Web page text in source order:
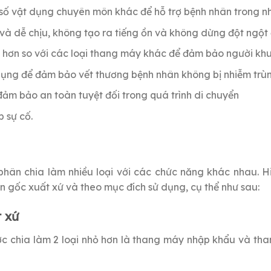
vật dụng chuyên môn khác để hỗ trợ bệnh nhân trong
dễ chịu, không tạo ra tiếng ồn và không dừng đột ngột
so với các loại thang máy khác để đảm bảo người
để đảm bảo vết thương bệnh nhân không bị nhiễm
bảo an toàn tuyệt đối trong quá trình di chuyển
sự cố.
chia làm nhiều loại với các chức năng khác nhau.
xuất xứ và theo mục đích sử dụng, cụ thể như sau:
xứ
chia làm 2 loại nhỏ hơn là thang máy nhập khẩu và